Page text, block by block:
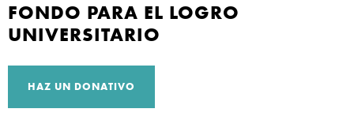
FONDO PARA EL LOGRO
UNIVERSITARIO
HAZ UN DONATIVO